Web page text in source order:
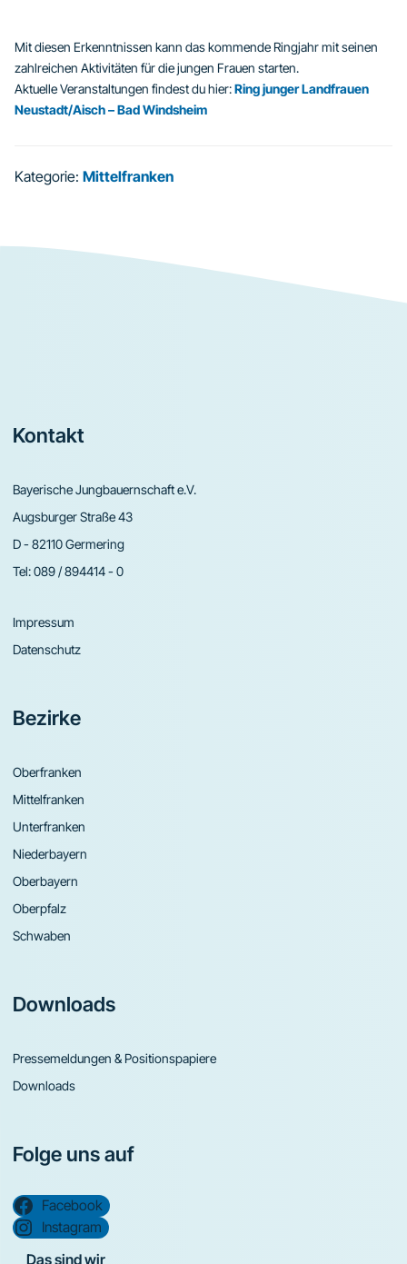
Mit diesen Erkenntnissen kann das kommende Ringjahr mit seinen
zahlreichen Aktivitäten für die jungen Frauen starten.
Aktuelle Veranstaltungen findest du hier:Ring junger Landfrauen
Neustadt/Aisch – Bad Windsheim
Kategorie: Mittelfranken
Footer
Kontakt
Bayerische Jungbauernschaft e.V.
Augsburger Straße 43
D - 82110 Germering
Tel:089 / 894414 - 0
Impressum
Datenschutz
Bezirke
Oberfranken
Mittelfranken
Unterfranken
Niederbayern
Oberbayern
Oberpfalz
Schwaben
Downloads
Pressemeldungen & Positionspapiere
Downloads
Folge uns auf
Facebook
Instagram
Das sind wir